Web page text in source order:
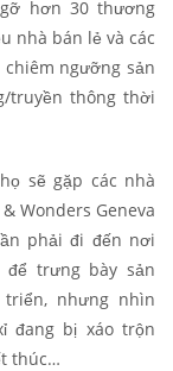
hơn 30 thương
nhà bán lẻ và các
ngưỡng sản
truyền thông thời
sẽ gặp các nhà
Wonders Geneva
phải đi đến nơi
trưng bày sản
nhưng nhìn
đang bị xáo trộn
thúc…